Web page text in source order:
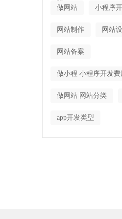
做网站
小程序
网站制作 网站
网站备案
做小程 小程序开发费
做网站 网站分类
app开发类型